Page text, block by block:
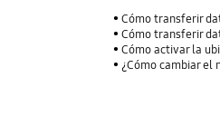
Cómo transferir
Cómo transferir
Cómo activar la
¿Cómo cambiar el